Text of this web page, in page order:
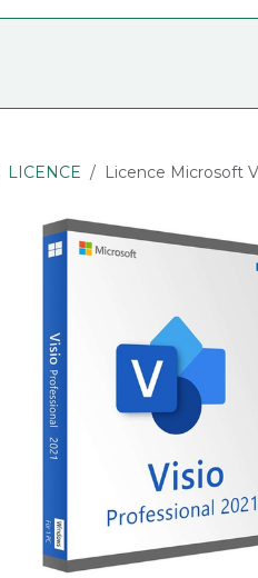
LICENCE Licence Microsoft